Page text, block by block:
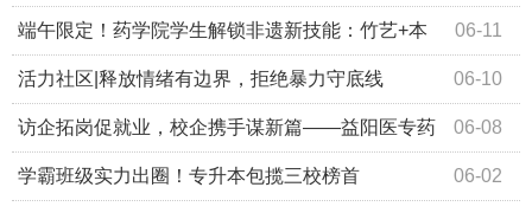
06-11
端午限定！药学院学生解锁非遗新技能：竹艺+本
草，手作天花板 06-10
活力社区|释放情绪有边界，拒绝暴力守底线
06-08
访企拓岗促就业，校企携手谋新篇——益阳医专药
学院赴湖南科伦制药开展访企拓岗专项行动 06-02
学霸班级实力出圈！专升本包揽三校榜首